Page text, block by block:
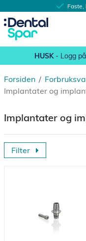
Faste,
HUSK- Logg
/
Forsiden
Implantater og
Implantater og
Filter